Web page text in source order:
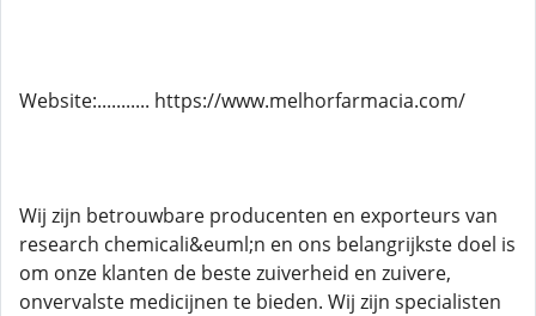
Website:........... https://www.melhorfarmacia.com/
Wij zijn betrouwbare producenten en exporteurs van
research chemicali&euml;n en ons belangrijkste doel is
om onze klanten de beste zuiverheid en zuivere,
onvervalste medicijnen te bieden. Wij zijn specialisten